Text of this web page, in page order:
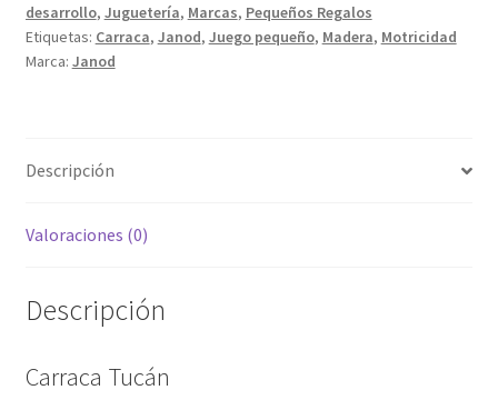
desarrollo, Juguetería, Marcas, Pequeños Regalos
Etiquetas: Carraca, Janod, Juego pequeño, Madera, Motricidad
Marca: Janod
Descripción
Valoraciones (0)
Descripción
Carraca Tucán